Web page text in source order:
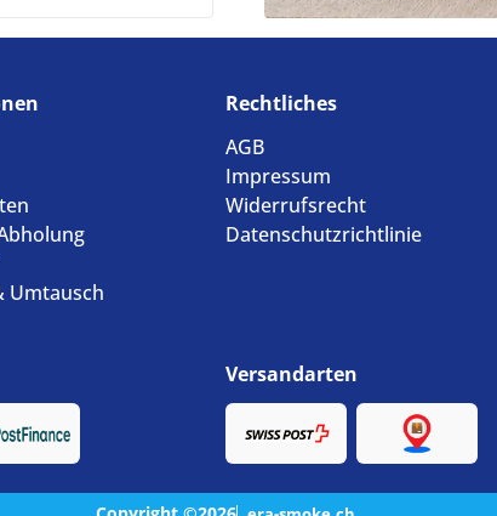
Umtausch
Rechtliches
AGB
Impressum
Widerrufsrecht
Datenschutzrichtlinie
Versandarten